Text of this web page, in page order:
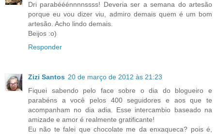
Dri parabééénnnnssss! Deveria ser a semana do artesão
porque eu vou dizer viu, admiro demais quem é um bom
artesão. Acho lindo demais.
Beijos :o)
Responder
Zizi Santos 20 de março de 2012 às 21:23
Fiquei sabendo pelo face sobre o dia do blogueiro e
parabéns a você pelos 400 seguidores e aos que te
acompanham no dia adia. Esse intercambio baseado na
amizade e amor é realmente gratificante!
Eu não te falei que chocolate me da enxaqueca? pois é,